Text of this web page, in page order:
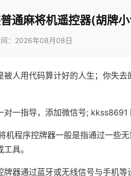
通麻将机遥控器(胡牌
：2026年08月08日
人用代码算计好的人生；你失去
一指导，添加微信号; kkss8691
机程序控牌器一般是指通过一些
具。
器通过蓝牙或无线信号与手机等